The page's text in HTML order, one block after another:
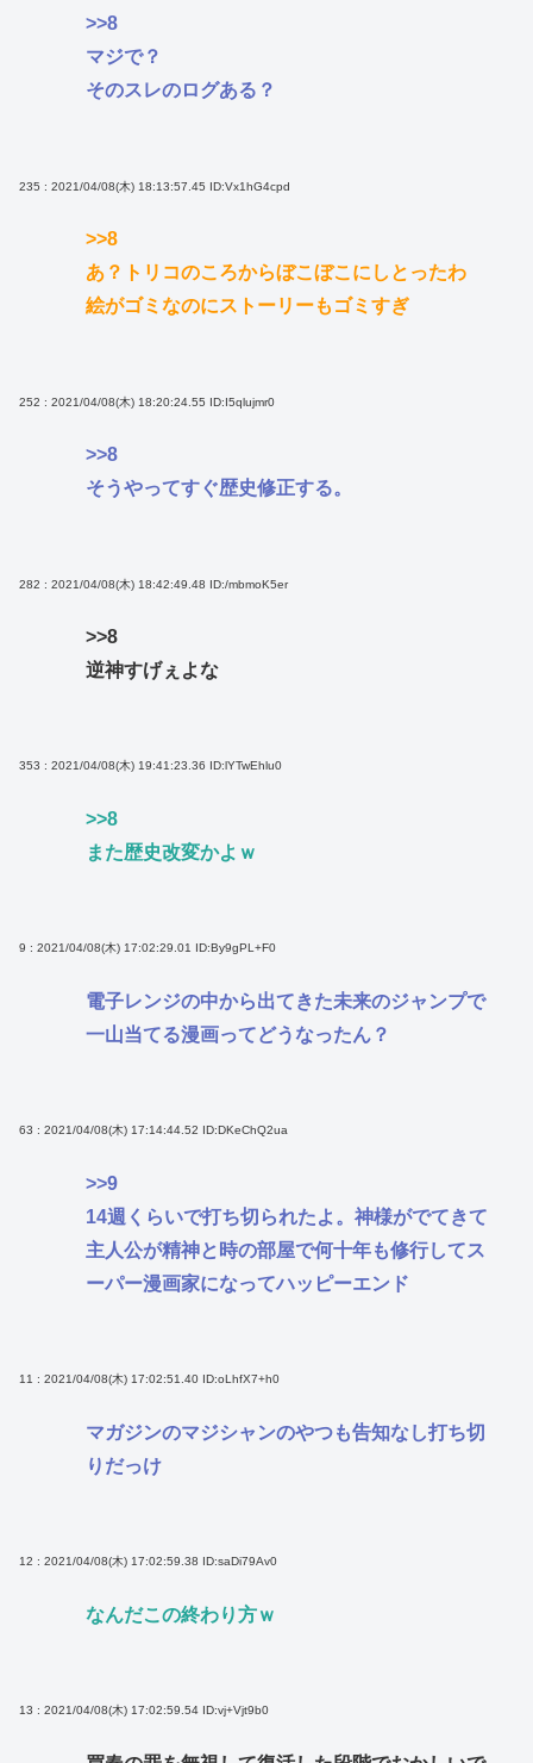
>>8
マジで？
そのスレのログある？
235 : 2021/04/08(木) 18:13:57.45 ID:Vx1hG4cpd
>>8
あ？トリコのころからぼこぼこにしとったわ
絵がゴミなのにストーリーもゴミすぎ
252 : 2021/04/08(木) 18:20:24.55 ID:I5qlujmr0
>>8
そうやってすぐ歴史修正する。
282 : 2021/04/08(木) 18:42:49.48 ID:/mbmoK5er
>>8
逆神すげぇよな
353 : 2021/04/08(木) 19:41:23.36 ID:lYTwEhlu0
>>8
また歴史改変かよｗ
9 : 2021/04/08(木) 17:02:29.01 ID:By9gPL+F0
電子レンジの中から出てきた未来のジャンプで
一山当てる漫画ってどうなったん？
63 : 2021/04/08(木) 17:14:44.52 ID:DKeChQ2ua
>>9
14週くらいで打ち切られたよ。神様がでてきて
主人公が精神と時の部屋で何十年も修行してス
ーパー漫画家になってハッピーエンド
11 : 2021/04/08(木) 17:02:51.40 ID:oLhfX7+h0
マガジンのマジシャンのやつも告知なし打ち切
りだっけ
12 : 2021/04/08(木) 17:02:59.38 ID:saDi79Av0
なんだこの終わり方ｗ
13 : 2021/04/08(木) 17:02:59.54 ID:vj+Vjt9b0